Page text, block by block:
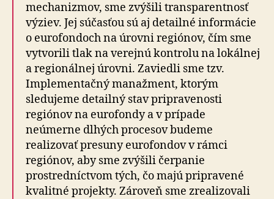
mechanizmov, sme zvýšili transparentnosť
výziev. Jej súčasťou sú aj detailné informácie
o eurofondoch na úrovni regiónov, čím sme
vytvorili tlak na verejnú kontrolu na lokálnej
a regionálnej úrovni. Zaviedli sme tzv.
Implementačný manažment, ktorým
sledujeme detailný stav pripravenosti
regiónov na eurofondy a v prípade
neúmerne dlhých procesov budeme
realizovať presuny eurofondov v rámci
regiónov, aby sme zvýšili čerpanie
prostredníctvom tých, čo majú pripravené
kvalitné projekty. Zároveň sme zrealizovali